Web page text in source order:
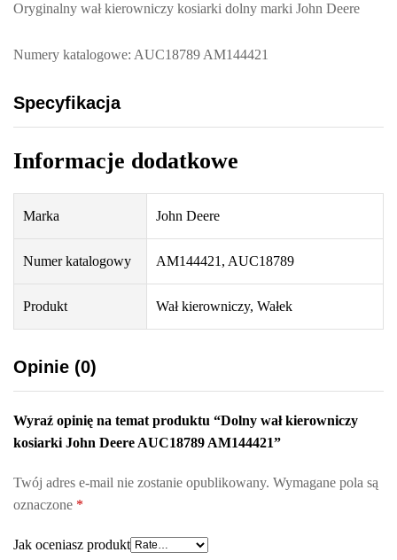
Oryginalny wał kierowniczy kosiarki dolny marki John Deere
Numery katalogowe: AUC18789 AM144421
Specyfikacja
Informacje dodatkowe
Marka John Deere
Numer katalogowy AM144421, AUC18789
Produkt Wał kierowniczy, Wałek
Opinie (0)
Wyraź opinię na temat produktu “Dolny wał kierowniczy
kosiarki John Deere AUC18789 AM144421”
Twój adres e-mail nie zostanie opublikowany. Wymagane pola są
oznaczone *
Jak oceniasz produkt